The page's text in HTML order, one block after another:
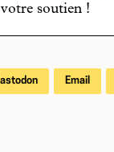
soutien !
Email